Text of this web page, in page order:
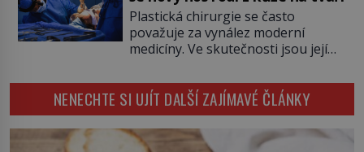
který změní způsob pití po celém
[…]
na povozy. Stačí přitom jediný
nápad, připevnit ke kufru kolečka.
Jenže právě ten nikdo dlouho
nedostane. Až jednou se na letišti
Plastická chirurgie se často
považuje za vynález moderní
medicíny. Ve skutečnosti jsou její
tisíce let. V dobách, kdy ještě
neexistují antibiotika ani anestezie,
se odvážní lékaři pokoušejí vracet
lidem tváře znetvořené válkou,
tresty nebo nehodami. Jejich
NENECHTE SI UJÍT DALŠÍ ZAJÍMAVÉ ČLÁNKY